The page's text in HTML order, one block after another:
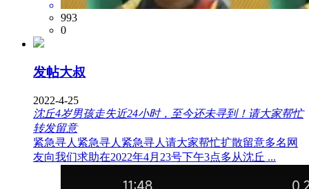
993
0
发帖大叔
2022-4-25
沈丘4岁男孩走失近24小时，至今还未寻到！请大家帮忙
转发留意
紧急寻人紧急寻人紧急寻人请大家帮忙扩散留意多名网
友向我们求助在2022年4月23号下午3点多从沈丘 ...